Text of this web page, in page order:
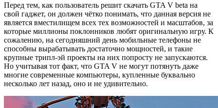
Перед тем, как пользователь решит скачать GTA V beta на
свой гаджет, он должен чётко понимать, что данная версия не
является вместилищем всех тех возможностей и масштабов, за
которые миллионы поклонников любят оригинальную игру. К
сожалению, на сегодняшний день мобильные телефоны не
способны вырабатывать достаточно мощностей, и такие
крупные трипл-эй проекты на них попросту не запускаются.
Но учитывая тот факт, что GTA V не могут потянуть даже
многие современные компьютеры, купленные буквально
несколько лет назад, оно и не удивительно.